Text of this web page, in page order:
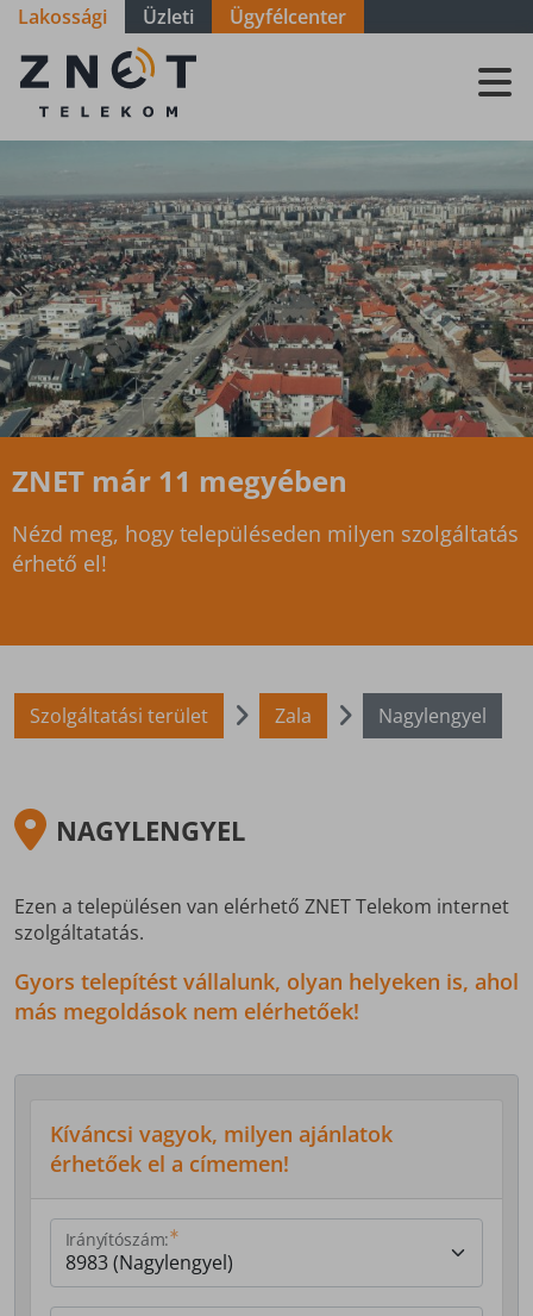
Lakossági Üzleti Ügyfélcenter
Szolgáltatási
terület - Zala
-
ZNET már 11 megyében
Nézd meg, hogy településeden milyen szolgáltatás
érhető el!
Szolgáltatási terület Zala Nagylengyel
NAGYLENGYEL
Ezen a településen van elérhető ZNET Telekom internet
szolgáltatatás.
Gyors telepítést vállalunk, olyan helyeken is, ahol
más megoldások nem elérhetőek!
Kíváncsi vagyok, milyen ajánlatok
érhetőek el a címemen!
Irányítószám: